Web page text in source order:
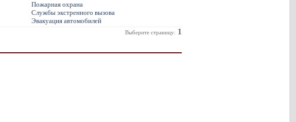
Пожарная охрана
Службы экстренного вызова
Эвакуация автомобилей
Выберите страницу: 1